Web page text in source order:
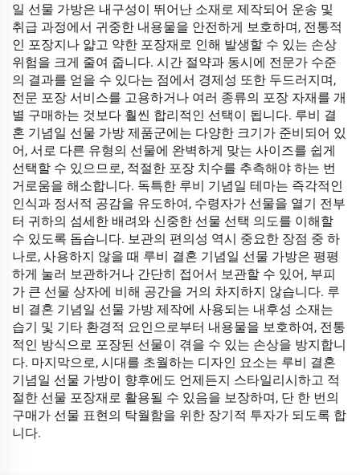
일 선물 가방은 내구성이 뛰어난 소재로 제작되어 운송 및
취급 과정에서 귀중한 내용물을 안전하게 보호하며, 전통적
인 포장지나 얇고 약한 포장재로 인해 발생할 수 있는 손상
위험을 크게 줄여 줍니다. 시간 절약과 동시에 전문가 수준
의 결과를 얻을 수 있다는 점에서 경제성 또한 두드러지며,
전문 포장 서비스를 고용하거나 여러 종류의 포장 자재를 개
별 구매하는 것보다 훨씬 합리적인 선택이 됩니다. 루비 결
혼 기념일 선물 가방 제품군에는 다양한 크기가 준비되어 있
어, 서로 다른 유형의 선물에 완벽하게 맞는 사이즈를 쉽게
선택할 수 있으므로, 적절한 포장 치수를 추측해야 하는 번
거로움을 해소합니다. 독특한 루비 기념일 테마는 즉각적인
인식과 정서적 공감을 유도하여, 수령자가 선물을 열기 전부
터 귀하의 섬세한 배려와 신중한 선물 선택 의도를 이해할
수 있도록 돕습니다. 보관의 편의성 역시 중요한 장점 중 하
나로, 사용하지 않을 때 루비 결혼 기념일 선물 가방은 평평
하게 눌러 보관하거나 간단히 접어서 보관할 수 있어, 부피
가 큰 선물 상자에 비해 공간을 거의 차지하지 않습니다. 루
비 결혼 기념일 선물 가방 제작에 사용되는 내후성 소재는
습기 및 기타 환경적 요인으로부터 내용물을 보호하여, 전통
적인 방식으로 포장된 선물이 겪을 수 있는 손상을 방지합니
다. 마지막으로, 시대를 초월하는 디자인 요소는 루비 결혼
기념일 선물 가방이 향후에도 언제든지 스타일리시하고 적
절한 선물 포장재로 활용될 수 있음을 보장하며, 단 한 번의
구매가 선물 표현의 탁월함을 위한 장기적 투자가 되도록 합
니다.